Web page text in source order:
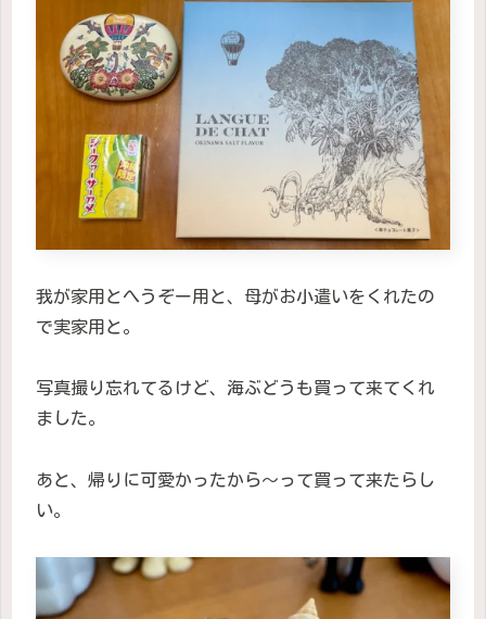
我が家用とへうぞー用と、母がお小遣いをくれたの
で実家用と。
写真撮り忘れてるけど、海ぶどうも買って来てくれ
ました。
あと、帰りに可愛かったから〜って買って来たらし
い。